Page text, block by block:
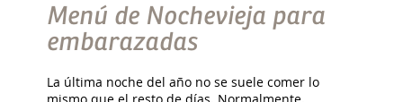
Menú de Nochevieja para
embarazadas
La última noche del año no se suele comer lo
mismo que el resto de días. Normalmente,